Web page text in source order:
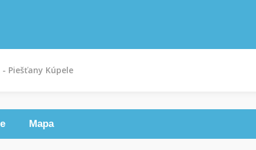
- Piešťany Kúpele
Mapa